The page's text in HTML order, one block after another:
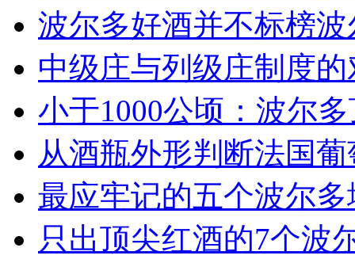
波尔多好酒并不标榜
中级庄与列级庄制度
小于1000公顷：波尔
从酒瓶外形判断法国
最应牢记的五个波尔多
只出顶尖红酒的7个波